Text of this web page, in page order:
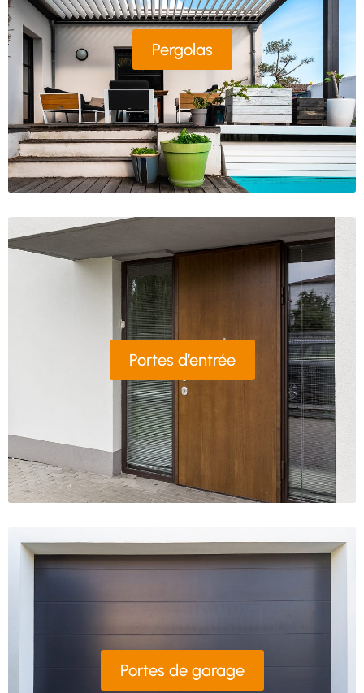
Pergolas
Portes d’entrée
Portes de garage